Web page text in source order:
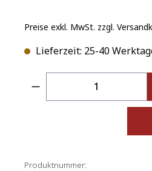
Preise exkl. MwSt. zzgl.
Lieferzeit: 25-40
Produkt Anzahl:
Produktnummer: